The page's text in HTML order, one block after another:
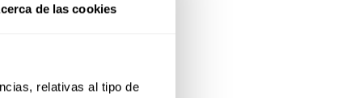
de las cookies
relativas al tipo de